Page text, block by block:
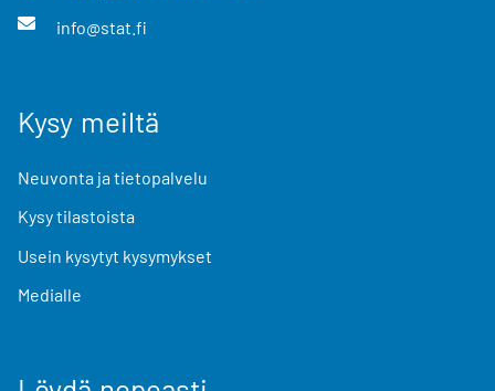
info@stat.fi
Kysy meiltä
Neuvonta ja tietopalvelu
Kysy tilastoista
Usein kysytyt kysymykset
Medialle